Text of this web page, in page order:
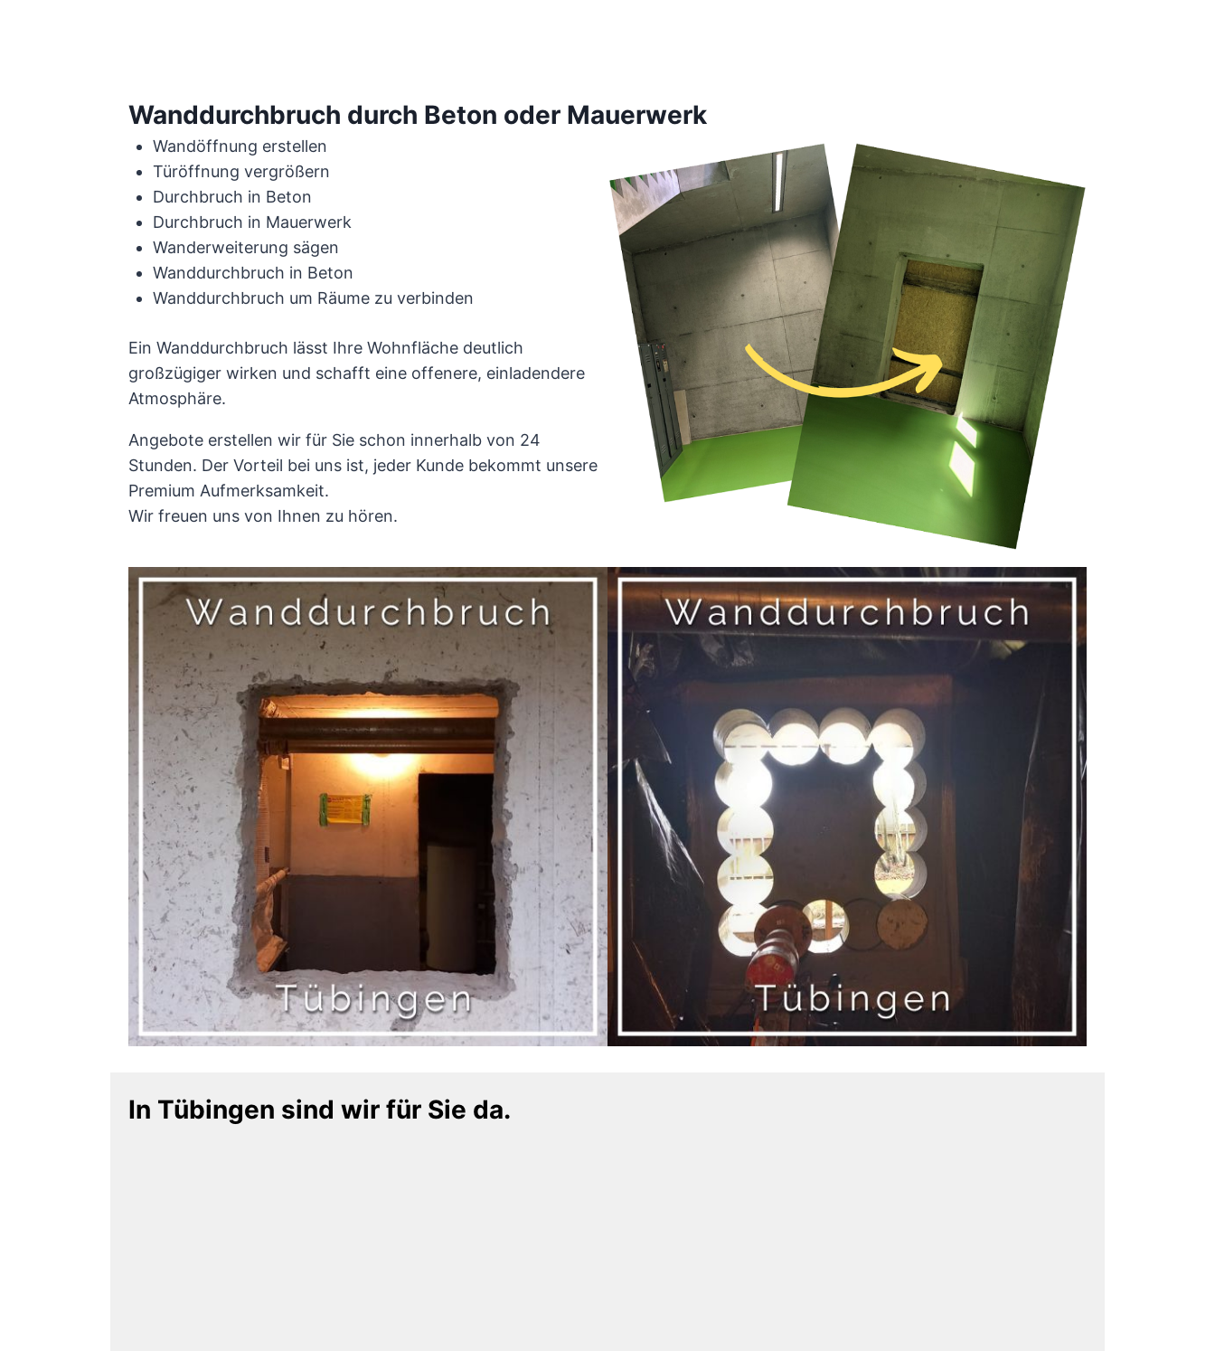
Wanddurchbruch durch Beton oder Mauerwerk
Wandöffnung erstellen
Türöffnung vergrößern
Durchbruch in Beton
Durchbruch in Mauerwerk
Wanderweiterung sägen
Wanddurchbruch in Beton
Wanddurchbruch um Räume zu verbinden
Ein Wanddurchbruch lässt Ihre Wohnfläche deutlich
großzügiger wirken und schafft eine offenere, einladendere
Atmosphäre.
Angebote erstellen wir für Sie schon innerhalb von 24
Stunden. Der Vorteil bei uns ist, jeder Kunde bekommt unsere
Premium Aufmerksamkeit.
Wir freuen uns von Ihnen zu hören.
In Tübingen sind wir für Sie da.